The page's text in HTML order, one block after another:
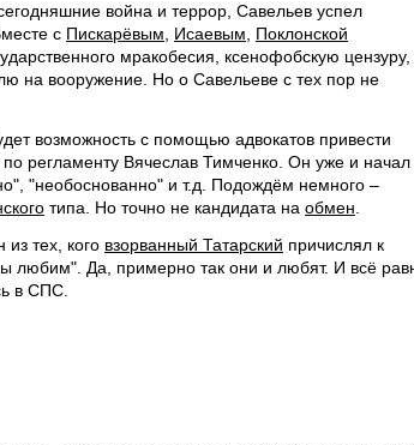
война и террор, Савельев успел
с Пискарёвым Исаевым
Поклонской
мракобесия, ксенофобскую цензуру,
на вооружение. Но о Савельеве с тех пор не
возможность с помощью адвокатов привести
регламенту Вячеслав Тимченко. Он уже и начал
"необоснованно" и т.д. Подождём немного –
типа. Но точно не кандидата на обмен
тех, кого взорванный Татарский причислял к
любим". Да, примерно так они и любят. И всё
в СПС.